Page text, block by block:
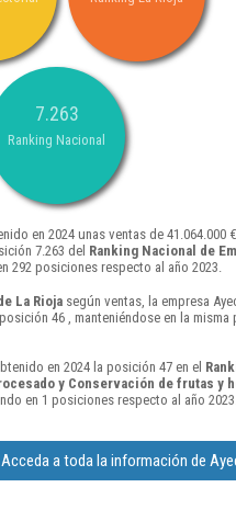
7.263
Ranking Nacional
en 2024 unas ventas de 41.064.000
7.263 del Ranking Nacional de
292 posiciones respecto al año 2023.
La Rioja según ventas, la empresa
46 , manteniéndose en la
en 2024 la posición 47 en el
y Conservación de frutas y
en 1 posiciones respecto al año 2023.
Acceda a toda la información de